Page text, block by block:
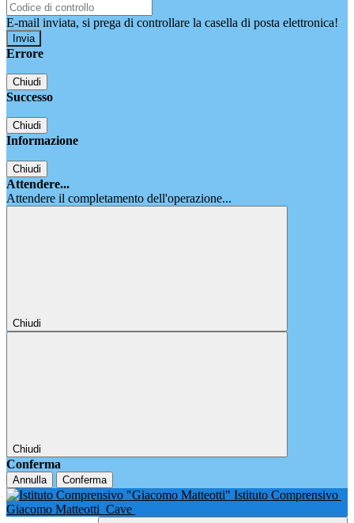
E-mail inviata, si prega di controllare la casella di posta elettronica!
Errore
Chiudi
Successo
Chiudi
Informazione
Chiudi
Attendere...
Attendere il completamento dell'operazione...
Chiudi
Chiudi
Conferma
Annulla Conferma
Istituto Comprensivo
Giacomo Matteotti Cave